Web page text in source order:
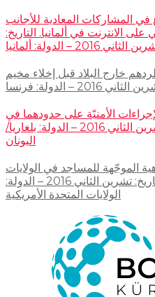
المشاركات المعادية للأجانب
الانترنت في ألمانيا. التاريخ:
الثاني 2016 – الدولة: ألمانيا
وطردهم خارج البلاد قبل إخلاء مخيم
– الدولة: فرنسا
الأمنيّة على حدودهما في
مواجهة اللاجئين. التاريخ: تشرين الثاني 2016 – الدولة: بلغاريا/
اليونان
الموجّهة للمساجد في الولايات
المتحدة الأمريكية التاريخ: تشرين الثاني 2016 – الدولة:
الولايات المتحدة الأمريكية